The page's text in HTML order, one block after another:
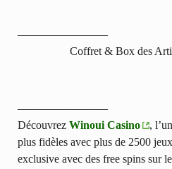
————————
Coffret & Box des
————————
Découvrez Winoui Casino
,
plus fidèles avec plus de 2500
exclusive avec des free spins sur